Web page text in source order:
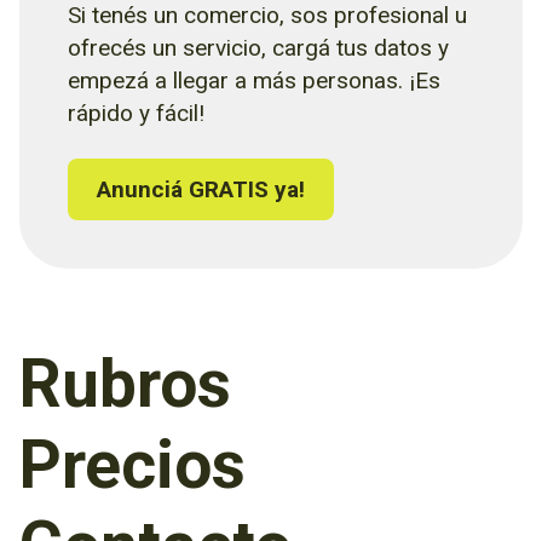
Si tenés un comercio, sos profesional u
ofrecés un servicio, cargá tus datos y
empezá a llegar a más personas. ¡Es
rápido y fácil!
Anunciá GRATIS ya!
Rubros
Precios